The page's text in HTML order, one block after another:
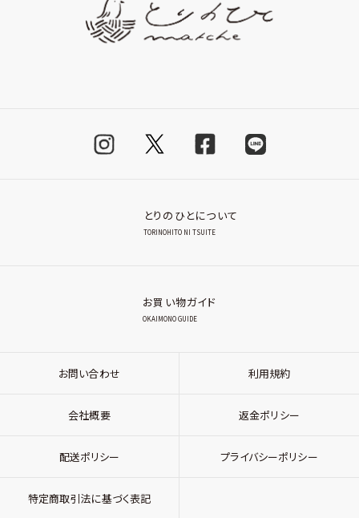
とりのひとについて
TORINOHITO NI TSUITE
お買い物ガイド
OKAIMONO GUIDE
お問い合わせ 利用規約
会社概要 返金ポリシー
配送ポリシー プライバシーポリシー
特定商取引法に基づく表記